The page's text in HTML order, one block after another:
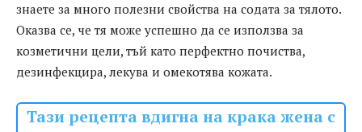
знаете за много полезни свойства на содата за тялото.
Оказва се, че тя може успешно да се използва за
козметични цели, тъй като перфектно почиства,
дезинфекцира, лекува и омекотява кожата.
Тази рецепта вдигна на крака жена с